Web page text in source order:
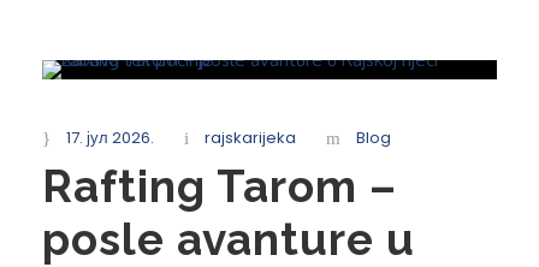
17. јул 2026. rajskarijeka Blog
Rafting Tarom –
posle avanture u